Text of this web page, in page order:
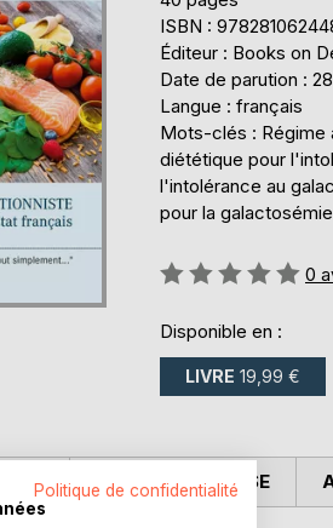
ISBN :
Éditeur : Books on
Date de parution :
Langue : français
Mots-clés : Régime
diététique pour
l'intolérance au
pour la galactosémie
Évaluation:
0
Disponible en :
LIVRE 19,99 €
CRITIQUES PRESSE
Politique de confidentialité